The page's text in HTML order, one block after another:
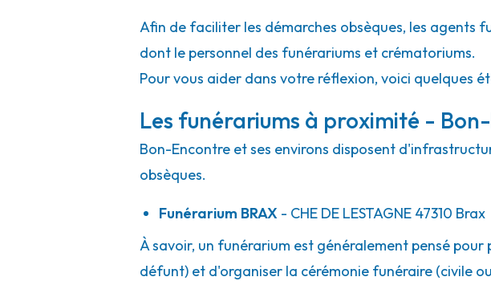
Afin de faciliter les démarches obsèques, les agents
dont le personnel des funérariums et crématoriums.
Pour vous aider dans votre réflexion, voici quelques
Les funérariums à proximité -
Bon-Encontre et ses environs disposent
obsèques.
Funérarium BRAX - CHE DE LESTAGNE 47310 Brax
À savoir, un funérarium est généralement pensé
défunt) et d'organiser la cérémonie funéraire (civile